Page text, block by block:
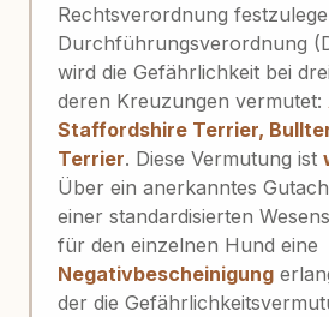
Rechtsverordnung
Durchführungsverordnung
wird die Gefährlichkeit bei
deren Kreuzungen vermutet:
Staffordshire Terrier,
Terrier. Diese Vermutung ist
Über ein anerkanntes
einer standardisierten
für den einzelnen Hund eine
Negativbescheinigung
der die